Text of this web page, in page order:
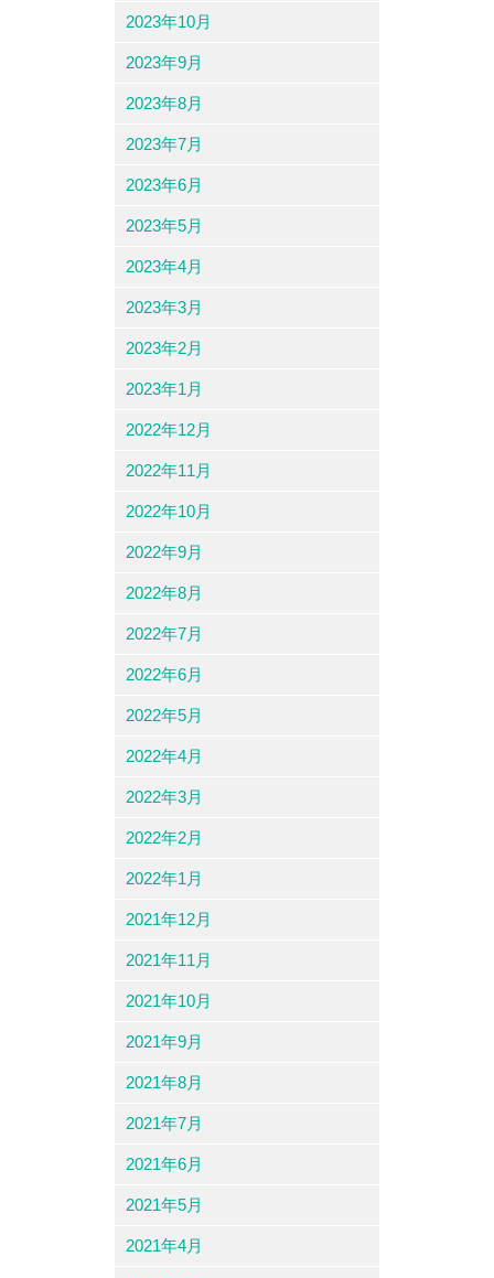
2023年10月
2023年9月
2023年8月
2023年7月
2023年6月
2023年5月
2023年4月
2023年3月
2023年2月
2023年1月
2022年12月
2022年11月
2022年10月
2022年9月
2022年8月
2022年7月
2022年6月
2022年5月
2022年4月
2022年3月
2022年2月
2022年1月
2021年12月
2021年11月
2021年10月
2021年9月
2021年8月
2021年7月
2021年6月
2021年5月
2021年4月